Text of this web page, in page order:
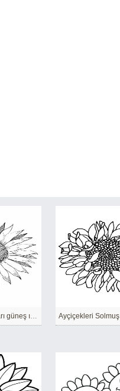
Ayçiçeği yaprakları güneş ışınlarına benziyor Ayçiçekleri Solmuş